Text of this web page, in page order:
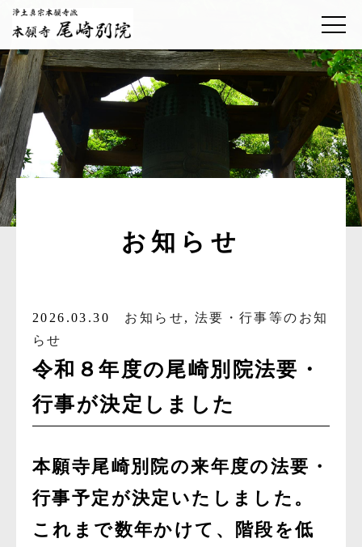
お知らせ
2026.03.30 お知らせ, 法要・行事等のお知
らせ
令和８年度の尾崎別院法要・
行事が決定しました
本願寺尾崎別院の来年度の法要・
行事予定が決定いたしました。
これまで数年かけて、階段を低